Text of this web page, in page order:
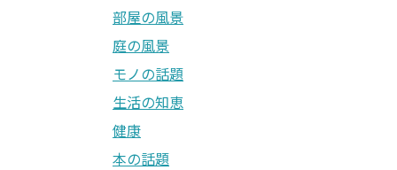
部屋の風景
庭の風景
モノの話題
生活の知恵
健康
本の話題